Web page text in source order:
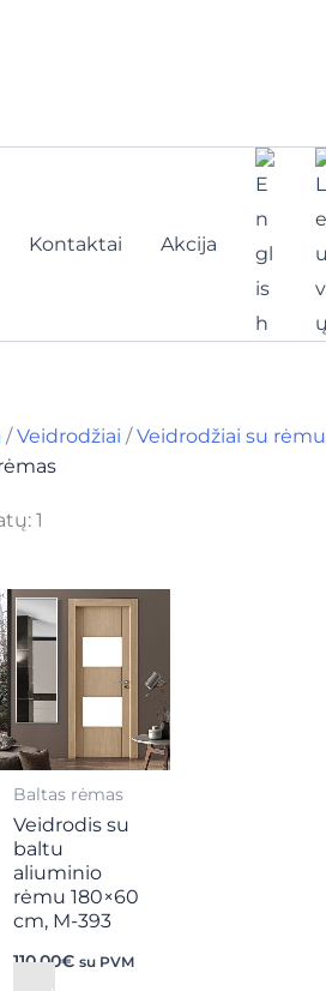
Kontaktai Akcija
/Veidrodžiai /Veidrodžiai su rėmu
1
Baltas rėmas
Veidrodis su
baltu
aliuminio
rėmu 180×60
cm, M-393
110,00€ su PVM